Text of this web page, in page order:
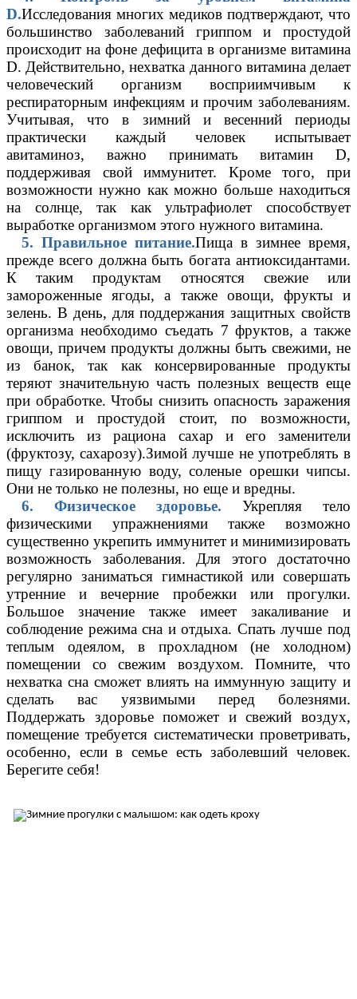
D.Исследования многих медиков подтверждают, что
большинство заболеваний гриппом и простудой
происходит на фоне дефицита в организме витамина
D. Действительно, нехватка данного витамина делает
человеческий организм восприимчивым к
респираторным инфекциям и прочим заболеваниям.
Учитывая, что в зимний и весенний периоды
практически каждый человек испытывает
авитаминоз, важно принимать витамин D,
поддерживая свой иммунитет. Кроме того, при
возможности нужно как можно больше находиться
на солнце, так как ультрафиолет способствует
выработке организмом этого нужного витамина.
5. Правильное питание.Пища в зимнее время,
прежде всего должна быть богата антиоксидантами.
К таким продуктам относятся свежие или
замороженные ягоды, а также овощи, фрукты и
зелень. В день, для поддержания защитных свойств
организма необходимо съедать 7 фруктов, а также
овощи, причем продукты должны быть свежими, не
из банок, так как консервированные продукты
теряют значительную часть полезных веществ еще
при обработке. Чтобы снизить опасность заражения
гриппом и простудой стоит, по возможности,
исключить из рациона сахар и его заменители
(фруктозу, сахарозу).Зимой лучше не употреблять в
пищу газированную воду, соленые орешки чипсы.
Они не только не полезны, но еще и вредны.
6. Физическое здоровье. Укрепляя тело
физическими упражнениями также возможно
существенно укрепить иммунитет и минимизировать
возможность заболевания. Для этого достаточно
регулярно заниматься гимнастикой или совершать
утренние и вечерние пробежки или прогулки.
Большое значение также имеет закаливание и
соблюдение режима сна и отдыха. Спать лучше под
теплым одеялом, в прохладном (не холодном)
помещении со свежим воздухом. Помните, что
нехватка сна сможет влиять на иммунную защиту и
сделать вас уязвимыми перед болезнями.
Поддержать здоровье поможет и свежий воздух,
помещение требуется систематически проветривать,
особенно, если в семье есть заболевший человек.
Берегите себя!